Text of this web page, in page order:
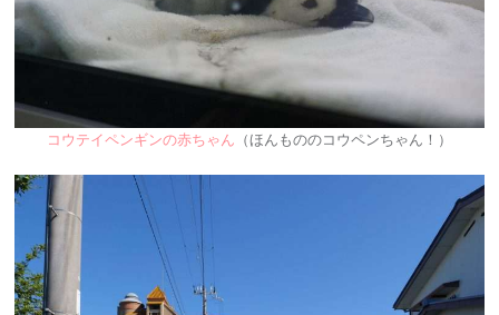
コウテイペンギンの赤ちゃん （ほんもののコウペンちゃん！）